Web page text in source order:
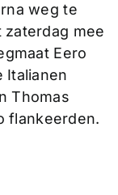
weg te
mee
Eero
Italianen
Thomas
flankeerden.